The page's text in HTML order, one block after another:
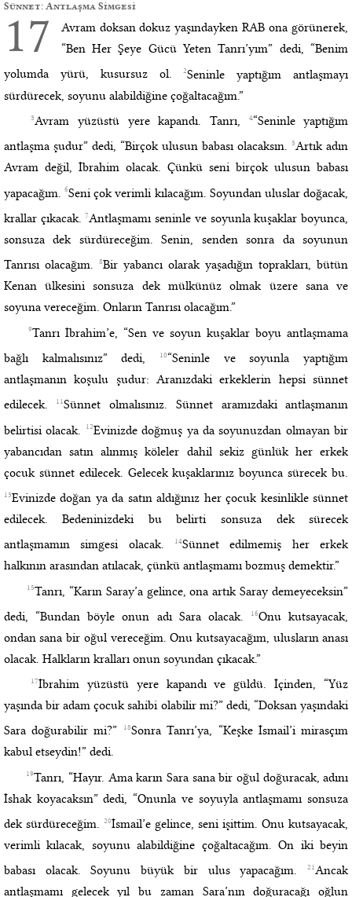
Sünnet: Antlaşma Simgesi
17
Avram doksan dokuz yaşındayken RAB ona görünerek,
“Ben Her Şeye Gücü Yeten Tanrı’yım” dedi, “Benim
yolumda yürü, kusursuz ol.2Seninle yaptığım antlaşmayı
sürdürecek, soyunu alabildiğine çoğaltacağım.”
3Avram yüzüstü yere kapandı. Tanrı, 4“Seninle yaptığım
antlaşma şudur” dedi, “Birçok ulusun babası olacaksın.5Artık adın
Avram değil, İbrahim olacak. Çünkü seni birçok ulusun babası
yapacağım.
6Seni çok verimli kılacağım. Soyundan uluslar doğacak,
krallar çıkacak.7Antlaşmamı seninle ve soyunla kuşaklar boyunca,
sonsuza dek sürdüreceğim. Senin, senden sonra da soyunun
Tanrısı olacağım.
8Bir yabancı olarak yaşadığın toprakları, bütün
Kenan ülkesini sonsuza dek mülkünüz olmak üzere sana ve
soyuna vereceğim. Onların Tanrısı olacağım.”
9Tanrı İbrahim’e, “Sen ve soyun kuşaklar boyu antlaşmama
bağlı kalmalısınız” dedi,
10“Seninle ve soyunla yaptığım
antlaşmanın koşulu şudur: Aranızdaki erkeklerin hepsi sünnet
edilecek.
11Sünnet olmalısınız. Sünnet aramızdaki antlaşmanın
belirtisi olacak.
12Evinizde doğmuş ya da soyunuzdan olmayan bir
yabancıdan satın alınmış köleler dahil sekiz günlük her erkek
çocuk sünnet edilecek. Gelecek kuşaklarınız boyunca sürecek bu.
13Evinizde doğan ya da satın aldığınız her çocuk kesinlikle sünnet
edilecek. Bedeninizdeki bu belirti sonsuza dek sürecek
antlaşmamın simgesi olacak.
14Sünnet edilmemiş her erkek
halkının arasından atılacak, çünkü antlaşmamı bozmuş demektir.”
15Tanrı, “Karın Saray’a gelince, ona artık Saray demeyeceksin”
dedi, “Bundan böyle onun adı Sara olacak.
16Onu kutsayacak,
ondan sana bir oğul vereceğim. Onu kutsayacağım, ulusların anası
olacak. Halkların kralları onun soyundan çıkacak.”
17İbrahim yüzüstü yere kapandı ve güldü. İçinden, “Yüz
yaşında bir adam çocuk sahibi olabilir mi?” dedi, “Doksan yaşındaki
Sara doğurabilir mi?”
18Sonra Tanrı’ya, “Keşke İsmail’i mirasçım
kabul etseydin!” dedi.
19Tanrı, “Hayır. Ama karın Sara sana bir oğul doğuracak, adını
İshak koyacaksın” dedi, “Onunla ve soyuyla antlaşmamı sonsuza
dek sürdüreceğim.
20İsmail’e gelince, seni işittim. Onu kutsayacak,
verimli kılacak, soyunu alabildiğine çoğaltacağım. On iki beyin
babası olacak. Soyunu büyük bir ulus yapacağım.21 Ancak
antlaşmamı gelecek yıl bu zaman Sara’nın doğuracağı oğlun